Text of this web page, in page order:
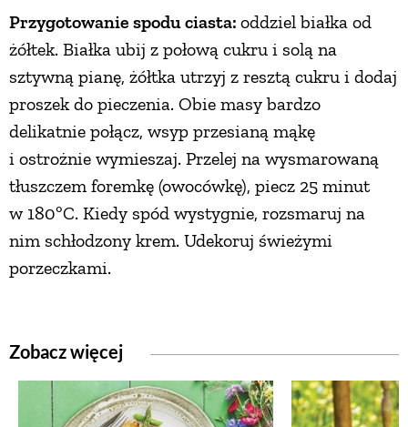
Przygotowanie spodu ciasta: oddziel białka od
żółtek. Białka ubij z połową cukru i solą na
sztywną pianę, żółtka utrzyj z resztą cukru i dodaj
proszek do pieczenia. Obie masy bardzo
delikatnie połącz, wsyp przesianą mąkę
i ostrożnie wymieszaj. Przelej na wysmarowaną
tłuszczem foremkę (owocówkę), piecz 25 minut
w 180ºC. Kiedy spód wystygnie, rozsmaruj na
nim schłodzony krem. Udekoruj świeżymi
porzeczkami.
Zobacz więcej
PRZEPISY
ŚNIADANIA
PRZYSTAWKI
ZUPY
DODATKI